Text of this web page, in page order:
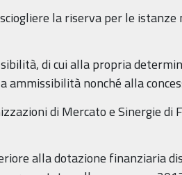
la riserva per le
di cui alla propria
nonché alla
di Mercato e Sinergie
alla dotazione finanziaria